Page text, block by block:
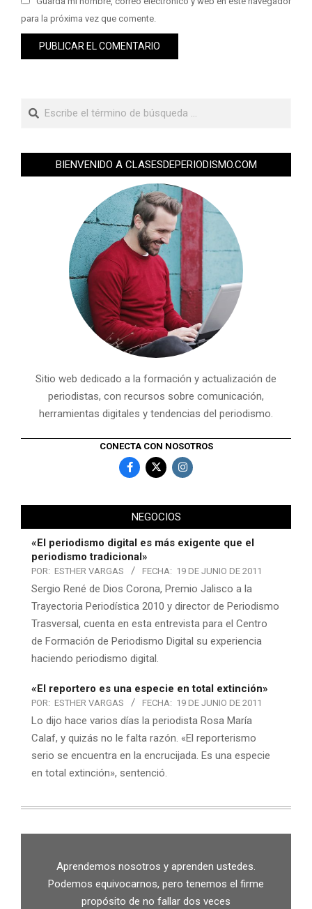
para la próxima vez que comente.
BIENVENIDO A CLASESDEPERIODISMO.COM
Sitio web dedicado a la formación y actualización de
periodistas, con recursos sobre comunicación,
herramientas digitales y tendencias del periodismo.
CONECTA CON NOSOTROS
NEGOCIOS
«El periodismo digital es más exigente que el
periodismo tradicional»
POR: ESTHER VARGAS FECHA: 19 DE JUNIO DE 2011
Sergio René de Dios Corona, Premio Jalisco a la
Trayectoria Periodística 2010 y director de Periodismo
Trasversal, cuenta en esta entrevista para el Centro
de Formación de Periodismo Digital su experiencia
haciendo periodismo digital.
«El reportero es una especie en total extinción»
POR: ESTHER VARGAS FECHA: 19 DE JUNIO DE 2011
Lo dijo hace varios días la periodista Rosa María
Calaf, y quizás no le falta razón. «El reporterismo
serio se encuentra en la encrucijada. Es una especie
en total extinción», sentenció.
Aprendemos nosotros y aprenden ustedes.
Podemos equivocarnos, pero tenemos el firme
propósito de no fallar dos veces